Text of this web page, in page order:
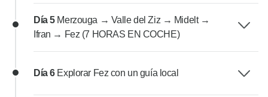
Día 5 Merzouga → Valle del Ziz → Midelt →
Ifran → Fez (7 HORAS EN COCHE)
Día 6 Explorar Fez con un guía local